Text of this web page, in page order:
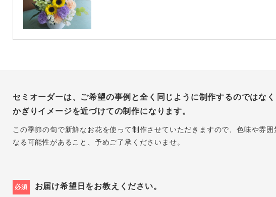
セミオーダーは、ご希望の事例と全く同じように制作するのではな
かぎりイメージを近づけての制作になります。
この季節の旬で新鮮なお花を使って制作させていただきますので、色味や雰囲
なる可能性があること、予めご了承くださいませ。
必須 お届け希望日をお教えください。